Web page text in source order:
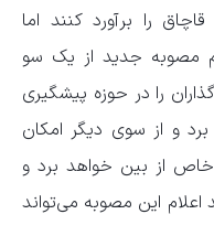
را برآورد کنند اما
مصوبه جدید از یک سو
را در حوزه پیشگیری
و از سوی دیگر امکان
خاص از بین خواهد برد و
اعلام این مصوبه می‌تواند